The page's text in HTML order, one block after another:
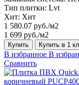
Тип плитки: Lvt
Хит: Хит
1 580.07 руб./м2
1 699 руб./м2
Купить Купить в 1
В избранное В
Сравнить